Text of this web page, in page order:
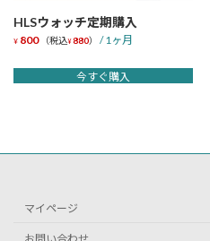
HLSウォッチ定期購入
¥ 800 （税込¥880） / 1ヶ月
今すぐ購入
マイページ